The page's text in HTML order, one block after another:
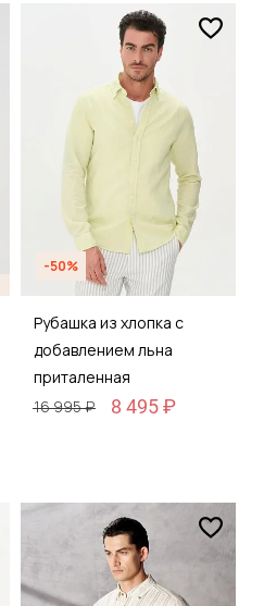
-50%
Рубашка из хлопка с
добавлением льна
приталенная
16 995 ₽
8 495 ₽